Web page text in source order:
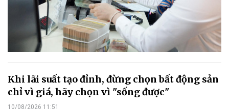
Khi lãi suất tạo đỉnh, đừng chọn bất động sản
chỉ vì giá, hãy chọn vì "sống được"
10/08/2026 11:51